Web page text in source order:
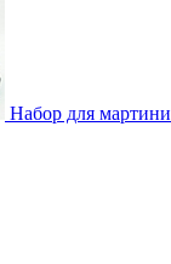
Набор для